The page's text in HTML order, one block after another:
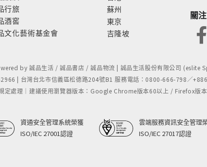
行旅
酒窖
文化藝術基金會
蘇州
東京
吉隆坡
關
by 誠品生活 / 誠品書店 / 誠品物流 | 誠品生活股份有限公司 (eslite
| 台灣台北市信義區松德路204號B1 服務電話：0800-666-798／
定處理｜建議使用瀏覽器版本：Google Chrome版本60以上 / Firefox版
資通安全管理系統榮獲
ISO/IEC 27001認證
雲端服務資訊安全管理
ISO/IEC 27017認證